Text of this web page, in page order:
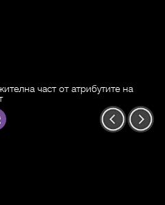
част от атрибутите на